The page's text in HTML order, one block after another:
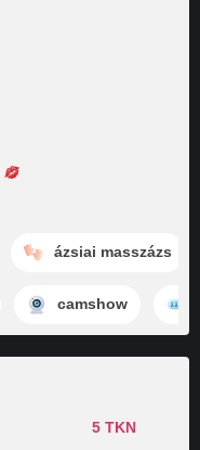
ázsiai masszázs
camshow
5 TKN